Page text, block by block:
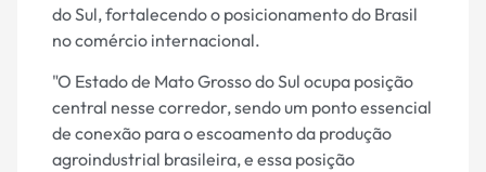
do Sul, fortalecendo o posicionamento do Brasil
no comércio internacional.
"O Estado de Mato Grosso do Sul ocupa posição
central nesse corredor, sendo um ponto essencial
de conexão para o escoamento da produção
agroindustrial brasileira, e essa posição